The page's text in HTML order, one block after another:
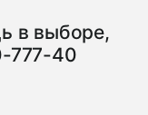
в выборе,
777-40